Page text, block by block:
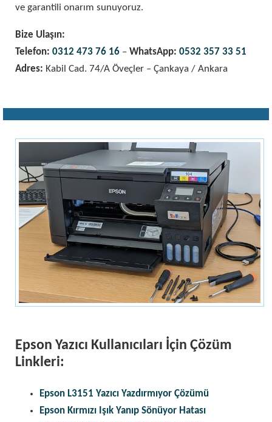
ve garantili onarım sunuyoruz.
Bize Ulaşın:
Telefon: 0312 473 76 16 – WhatsApp: 0532 357 33 51
Adres: Kabil Cad. 74/A Öveçler – Çankaya / Ankara
Epson Yazıcı Kullanıcıları İçin Çözüm
Linkleri:
Epson L3151 Yazıcı Yazdırmıyor Çözümü
Epson Kırmızı Işık Yanıp Sönüyor Hatası